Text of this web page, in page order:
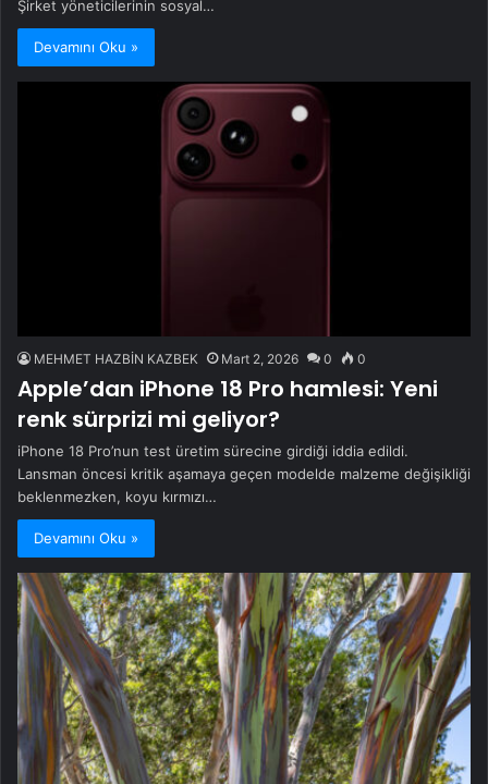
Şirket yöneticilerinin sosyal…
Devamını Oku »
MEHMET HAZBİN KAZBEK Mart 2, 2026 0 0
Apple’dan iPhone 18 Pro hamlesi: Yeni
renk sürprizi mi geliyor?
iPhone 18 Pro’nun test üretim sürecine girdiği iddia edildi.
Lansman öncesi kritik aşamaya geçen modelde malzeme değişikliği
beklenmezken, koyu kırmızı…
Devamını Oku »